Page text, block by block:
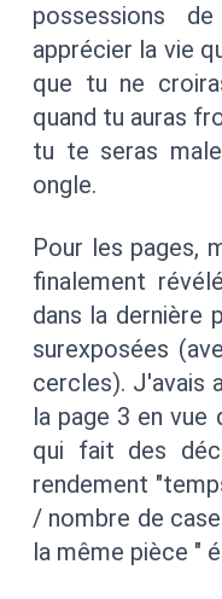
possessions
apprécier la vie
que tu ne
quand tu auras
tu te seras
ongle.
Pour les pages,
finalement
dans la dernière
surexposées
cercles). J'avais
la page 3 en
qui fait des
rendement
/ nombre de
la même pièce "